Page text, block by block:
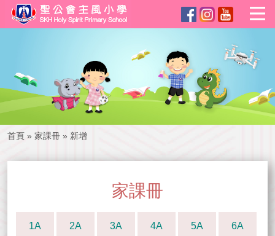
首頁 » 家課冊 » 新增
家課冊
1A 2A 3A 4A 5A 6A